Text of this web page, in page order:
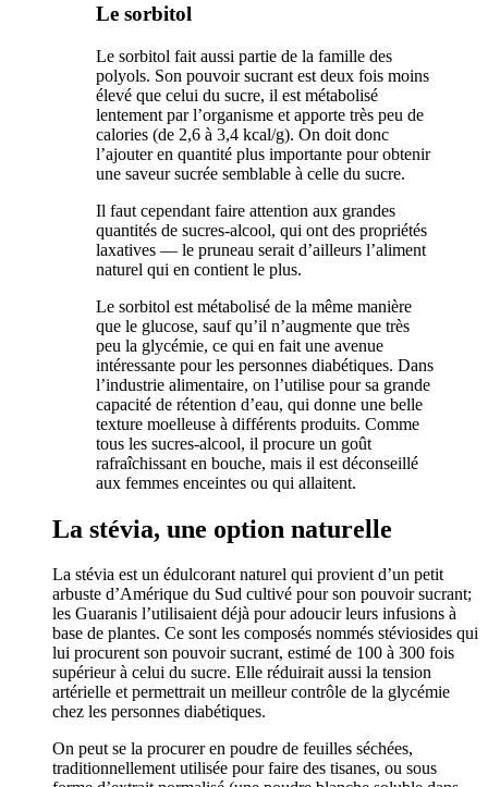
Le sorbitol
Le sorbitol fait aussi partie de la famille des
polyols. Son pouvoir sucrant est deux fois moins
élevé que celui du sucre, il est métabolisé
lentement par l’organisme et apporte très peu de
calories (de 2,6 à 3,4 kcal/g). On doit donc
l’ajouter en quantité plus importante pour obtenir
une saveur sucrée semblable à celle du sucre.
Il faut cependant faire attention aux grandes
quantités de sucres-alcool, qui ont des propriétés
laxatives — le pruneau serait d’ailleurs l’aliment
naturel qui en contient le plus.
Le sorbitol est métabolisé de la même manière
que le glucose, sauf qu’il n’augmente que très
peu la glycémie, ce qui en fait une avenue
intéressante pour les personnes diabétiques. Dans
l’industrie alimentaire, on l’utilise pour sa grande
capacité de rétention d’eau, qui donne une belle
texture moelleuse à différents produits. Comme
tous les sucres-alcool, il procure un goût
rafraîchissant en bouche, mais il est déconseillé
aux femmes enceintes ou qui allaitent.
La stévia, une option naturelle
La stévia est un édulcorant naturel qui provient d’un petit
arbuste d’Amérique du Sud cultivé pour son pouvoir sucrant;
les Guaranis l’utilisaient déjà pour adoucir leurs infusions à
base de plantes. Ce sont les composés nommés stéviosides qui
lui procurent son pouvoir sucrant, estimé de 100 à 300 fois
supérieur à celui du sucre. Elle réduirait aussi la tension
artérielle et permettrait un meilleur contrôle de la glycémie
chez les personnes diabétiques.
On peut se la procurer en poudre de feuilles séchées,
traditionnellement utilisée pour faire des tisanes, ou sous